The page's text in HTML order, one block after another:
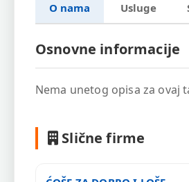
O nama Usluge
Osnovne informacije
Nema unetog opisa za ovaj
Slične firme